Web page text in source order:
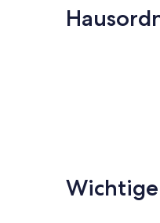
(12
Bewertungen)